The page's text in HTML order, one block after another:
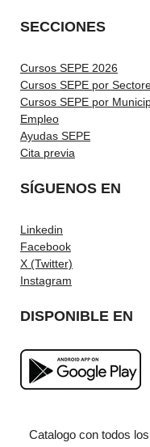
SECCIONES
Cursos SEPE 2026
Cursos SEPE por
Cursos SEPE por
Empleo
Ayudas SEPE
Cita previa
SÍGUENOS EN
Linkedin
Facebook
X (Twitter)
Instagram
DISPONIBLE EN
Catalogo con todos